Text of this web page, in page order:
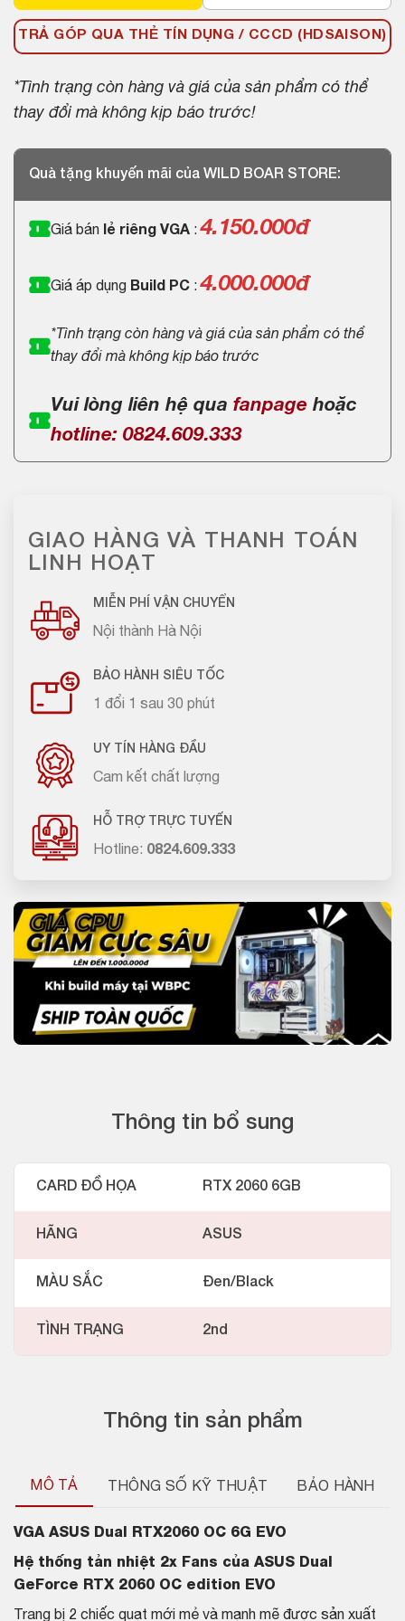
TRẢ GÓP QUA THẺ TÍN DỤNG / CCCD (HDSAISON)
*Tình trạng còn hàng và giá của sản phẩm có thể
thay đổi mà không kịp báo trước!
Quà tặng khuyến mãi của WILD BOAR STORE:
Giá bán lẻ riêng VGA : 4.150.000đ
Giá áp dụng Build PC : 4.000.000đ
*Tình trạng còn hàng và giá của sản phẩm có thể
thay đổi mà không kịp báo trước
Vui lòng liên hệ qua fanpage hoặc
hotline: 0824.609.333
GIAO HÀNG VÀ THANH TOÁN
LINH HOẠT
MIỄN PHÍ VẬN CHUYỂN
Nội thành Hà Nội
BẢO HÀNH SIÊU TỐC
1 đổi 1 sau 30 phút
UY TÍN HÀNG ĐẦU
Cam kết chất lượng
HỖ TRỢ TRỰC TUYẾN
Hotline: 0824.609.333
Thông tin sản phẩm
MÔ TẢ THÔNG SỐ KỸ THUẬT BẢO HÀNH
VGA ASUS Dual RTX2060 OC 6G EVO
Hệ thống tản nhiệt 2x Fans của ASUS Dual
GeForce RTX 2060 OC edition EVO
Trang bị 2 chiếc quạt mới mẻ và mạnh mẽ được sản xuất
Thông tin bổ sung
CARD ĐỒ HỌA RTX 2060 6GB
HÃNG ASUS
MÀU SẮC Đen/Black
TÌNH TRẠNG 2nd